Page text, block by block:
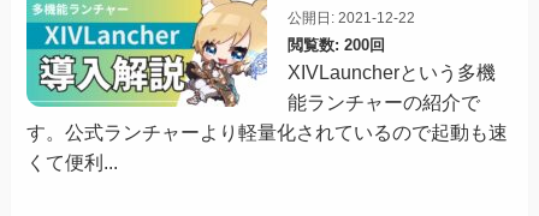
公開日: 2021-12-22
閲覧数: 200回
XIVLauncherという多機
能ランチャーの紹介で
す。公式ランチャーより軽量化されているので起動も速
くて便利...